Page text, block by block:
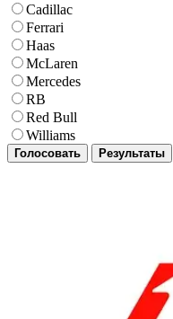
Cadillac
Ferrari
Haas
McLaren
Mercedes
RB
Red Bull
Williams
Голосовать Результаты